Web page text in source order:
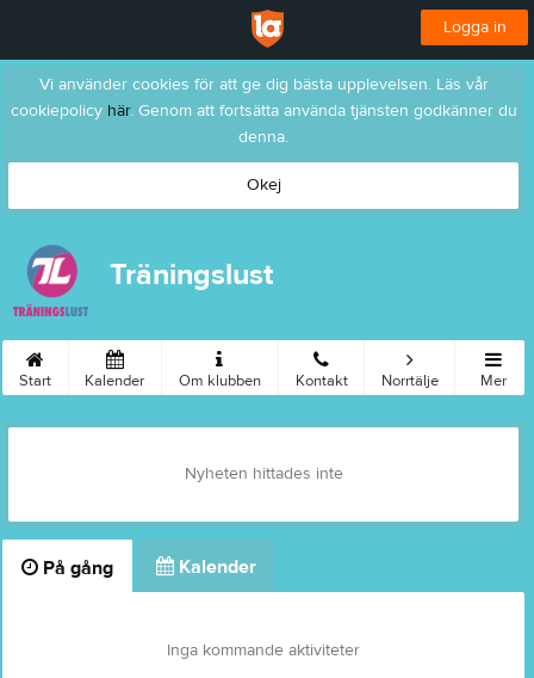
Logga in
Vi använder cookies för att ge dig bästa upplevelsen. Läs vår
cookiepolicy här. Genom att fortsätta använda tjänsten godkänner du
denna.
Okej
Träningslust
Start Kalender Om klubben Kontakt Norrtälje Mer
Nyheten hittades inte
På gång Kalender
Inga kommande aktiviteter